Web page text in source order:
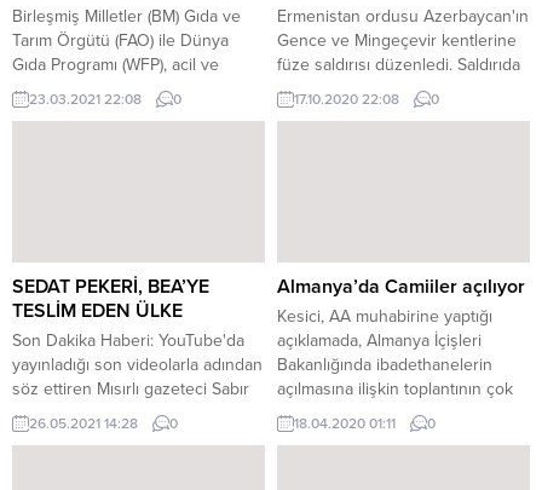
Birleşmiş Milletler (BM) Gıda ve
Tarım Örgütü (FAO) ile Dünya
Gıda Programı (WFP), acil ve
genişletilmiş bir yardım
yapılmaması halinde gelecek
başlıklı ortak rapora ilişkin
açıklama yapıldı. Yemen, Güney
Sudan ve...
23.03.2021 22:08 0
Ermenistan ordusu Azerbaycan'ın
Gence ve Mingeçevir kentlerine
füze saldırısı düzenledi. Saldırıda
Gence'de 2'si çocuk 12 sivil
hayatını kaybetti, 40 sivil
17.10.2020 22:08 0
SEDAT PEKERİ, BEA’YE
TESLİM EDEN ÜLKE
Son Dakika Haberi: YouTube'da
yayınladığı son videolarla adından
söz ettiren Mısırlı gazeteci Sabır
Meşhur, organize suç örgütü
lideri Sedat Peker'i tutuklayıp
26.05.2021 14:28 0
Almanya’da Camiiler açılıyor
Kesici, AA muhabirine yaptığı
açıklamada, Almanya İçişleri
Bakanlığında ibadethanelerin
açılmasına ilişkin toplantının çok
verimli geçtiğini, bir taslak
hazırlanması konusunda
18.04.2020 01:11 0